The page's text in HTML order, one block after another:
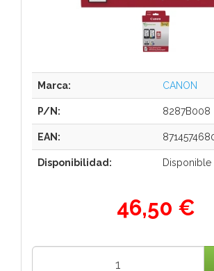
Marca: CANON
P/N: 8287B008
EAN:
Disponibilidad: Disponible
46,50 €